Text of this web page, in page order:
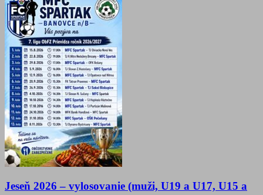
Jeseň 2026 – vylosovanie (muži, U19 a U17, U15 a